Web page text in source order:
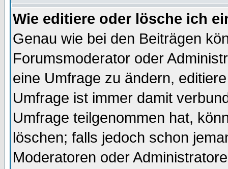
Wie editiere oder lösche ich
Genau wie bei den Beiträgen
Forumsmoderator oder
eine Umfrage zu ändern,
Umfrage ist immer damit
Umfrage teilgenommen hat,
löschen; falls jedoch schon
Moderatoren oder